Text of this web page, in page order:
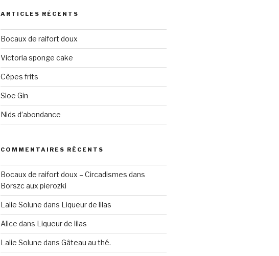
ARTICLES RÉCENTS
Bocaux de raifort doux
Victoria sponge cake
Cèpes frits
Sloe Gin
Nids d’abondance
COMMENTAIRES RÉCENTS
Bocaux de raifort doux – Circadismes dans
Borszc aux pierozki
Lalie Solune dans Liqueur de lilas
Alice dans Liqueur de lilas
Lalie Solune dans Gâteau au thé.